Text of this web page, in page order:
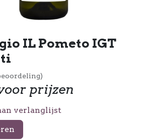
IL Pometo IGT
prijzen
verlanglijst